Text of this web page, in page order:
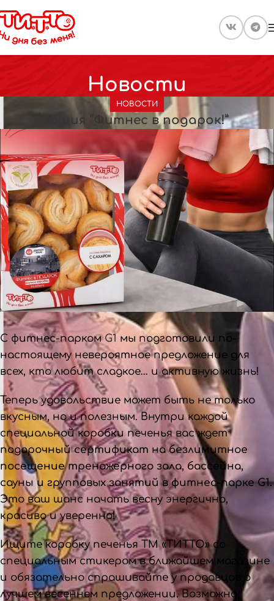
Новости
НОВОСТИ
Акция “Фитнес в подарок!”
С фитнес-паркомG1 мы подготовили по-
настоящему невероятное предложение для
всех, кто любит сладкое… и активную жизнь!
Теперь удовольствие может быть не только
вкусным, но и полезным. Внутри каждой
специальной коробки печенья вас ждет
подарочный сертификат на безлимитное
посещение тренажерного зала, бассейна,
сауны и групповых занятий в фитнес-парке G1.
Это ваш шанс начать весну энергично,
красиво и уверенно!
Ищите коробку печенья ТМ «ТИТТО»со
специальным стикером в ближайшем магазине
и обязательно спрашивайте у продавцов о
лучшем весеннем предложении. Возможно,